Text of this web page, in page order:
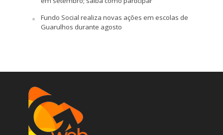
Fundo Social realiza novas ações em escolas de
Guarulhos durante agosto